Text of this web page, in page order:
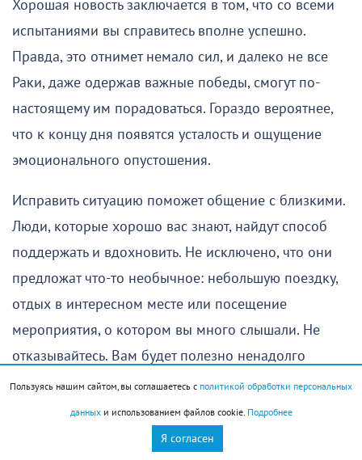
Хорошая новость заключается в том, что со всеми
испытаниями вы справитесь вполне успешно.
Правда, это отнимет немало сил, и далеко не все
Раки, даже одержав важные победы, смогут по-
настоящему им порадоваться. Гораздо вероятнее,
что к концу дня появятся усталость и ощущение
эмоционального опустошения.
Исправить ситуацию поможет общение с близкими.
Люди, которые хорошо вас знают, найдут способ
поддержать и вдохновить. Не исключено, что они
предложат что-то необычное: небольшую поездку,
отдых в интересном месте или посещение
мероприятия, о котором вы много слышали. Не
отказывайтесь. Вам будет полезно ненадолго
сменить обстановку и отвлечься от забот.
Правда, полностью выбросить мысли о делах из
головы окажется непросто. Вам придется
Пользуясь нашим сайтом, вы соглашаетесь с политикой обработки персональных
данныхи использованием файлов cookie. Подробнее
Я согласен